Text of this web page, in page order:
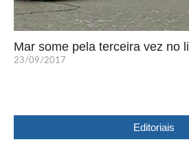
Mar some pela terceira vez no
23/09/2017
Editoriais